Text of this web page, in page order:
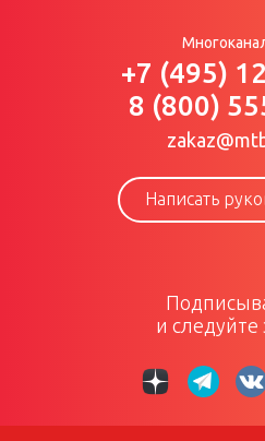
+7 (495)
8 (800)
Написать
и следуйте